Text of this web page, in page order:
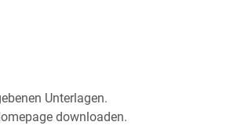
Unterlagen.
downloaden.